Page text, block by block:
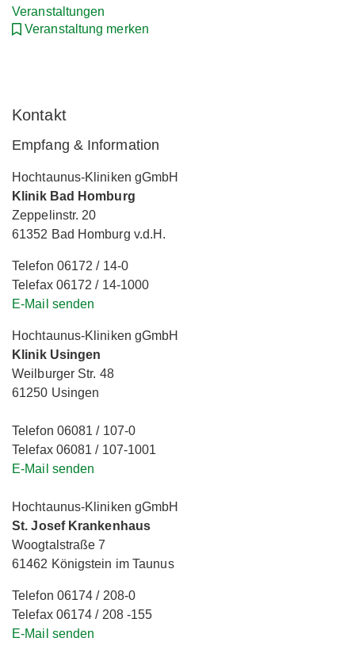
Veranstaltungen
Veranstaltung merken
Kontakt
Empfang & Information
Hochtaunus-Kliniken gGmbH
Klinik Bad Homburg
Zeppelinstr. 20
61352 Bad Homburg v.d.H.
Telefon 06172 / 14-0
Telefax 06172 / 14-1000
E-Mail senden
Hochtaunus-Kliniken gGmbH
Klinik Usingen
Weilburger Str. 48
61250 Usingen
Telefon 06081 / 107-0
Telefax 06081 / 107-1001
E-Mail senden
Hochtaunus-Kliniken gGmbH
St. Josef Krankenhaus
Woogtalstraße 7
61462 Königstein im Taunus
Telefon 06174 / 208-0
Telefax 06174 / 208 -155
E-Mail senden